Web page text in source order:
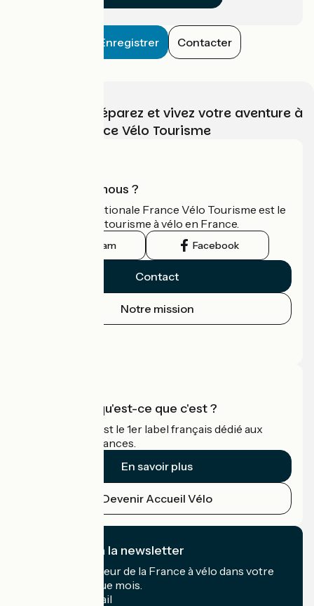
Enregistrer Contacter
Choisissez, préparez et vivez votre aventure à
vélo avec France Vélo Tourisme
Qui sommes-nous ?
L'association nationale France Vélo Tourisme est le
guide officiel du tourisme à vélo en France.
Instagram Facebook
Contact
Notre mission
Accueil Vélo qu'est-ce que c'est ?
Accueil Vélo c'est le 1er label français dédié aux
cyclistes en vacances.
En savoir plus
Devenir Accueil Vélo
Je m'abonne à la newsletter
Recevez le meilleur de la France à vélo dans votre
boîte mail chaque mois.
Mon adresse mail